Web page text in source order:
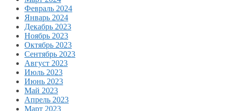
Февраль 2024
Январь 2024
Декабрь 2023
Ноябрь 2023
Октябрь 2023
Сентябрь 2023
Август 2023
Июль 2023
Июнь 2023
Май 2023
Апрель 2023
Март 2023